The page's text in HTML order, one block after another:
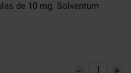
de 10 mg. Solventum